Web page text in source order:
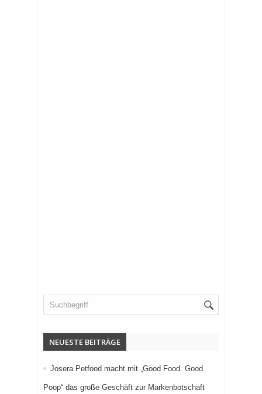
NEUESTE BEITRÄGE
Josera Petfood macht mit „Good Food. Good
Poop“ das große Geschäft zur Markenbotschaft